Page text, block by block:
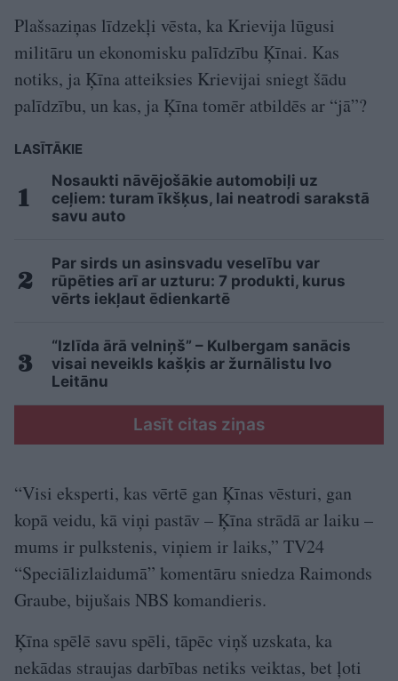
Plašsaziņas līdzekļi vēsta, ka Krievija lūgusi
militāru un ekonomisku palīdzību Ķīnai. Kas
notiks, ja Ķīna atteiksies Krievijai sniegt šādu
palīdzību, un kas, ja Ķīna tomēr atbildēs ar “jā”?
LASĪTĀKIE
Nosaukti nāvējošākie automobiļi uz
ceļiem: turam īkšķus, lai neatrodi sarakstā
savu auto
Par sirds un asinsvadu veselību var
rūpēties arī ar uzturu: 7 produkti, kurus
vērts iekļaut ēdienkartē
“Izlīda ārā velniņš” – Kulbergam sanācis
visai neveikls kašķis ar žurnālistu Ivo
Leitānu
Lasīt citas ziņas
“Visi eksperti, kas vērtē gan Ķīnas vēsturi, gan
kopā veidu, kā viņi pastāv – Ķīna strādā ar laiku –
mums ir pulkstenis, viņiem ir laiks,” TV24
“Speciālizlaidumā” komentāru sniedza Raimonds
Graube, bijušais NBS komandieris.
Ķīna spēlē savu spēli, tāpēc viņš uzskata, ka
nekādas straujas darbības netiks veiktas, bet ļoti